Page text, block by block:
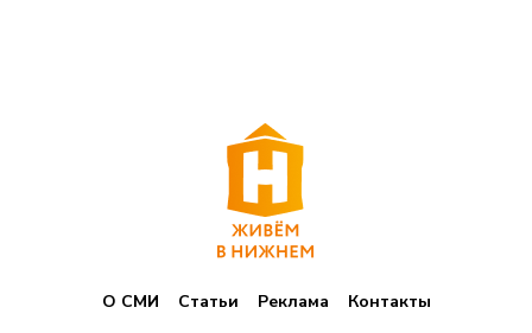
О СМИ Статьи Реклама
Контакты